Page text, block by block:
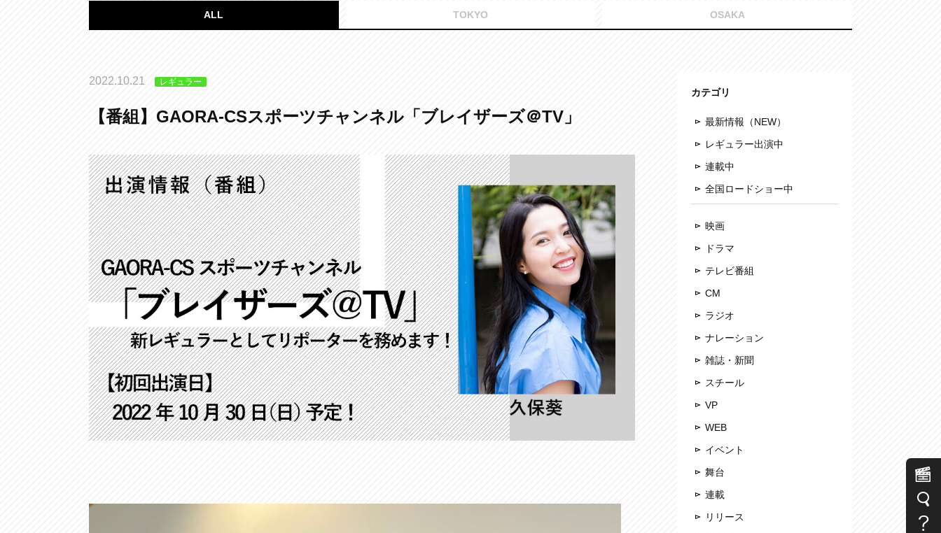
ALL TOKYO OSAKA
2022.10.21 レギュラー
【番組】GAORA-CSスポーツチャンネル「ブレイザーズ＠TV」
カテゴリ
最新情報（NEW）
レギュラー出演中
連載中
全国ロードショー中
映画
ドラマ
テレビ番組
CM
ラジオ
ナレーション
雑誌・新聞
スチール
VP
WEB
イベント
舞台
連載
リリース